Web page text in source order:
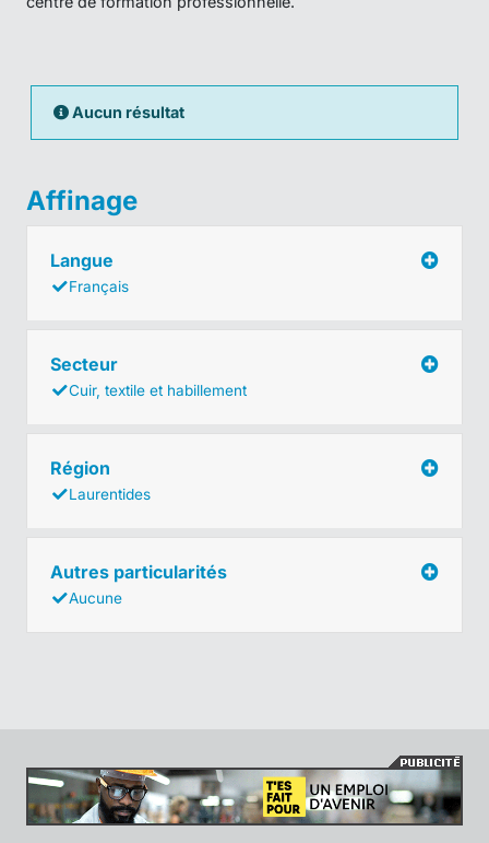
Aucun résultat
Affinage
Langue
Français
Secteur
Cuir, textile et habillement
Région
Laurentides
Autres particularités
Aucune